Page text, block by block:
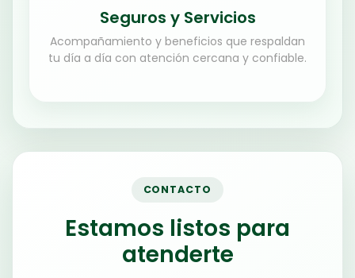
Seguros y Servicios
Acompañamiento y beneficios que respaldan
tu día a día con atención cercana y confiable.
CONTACTO
Estamos listos para
atenderte